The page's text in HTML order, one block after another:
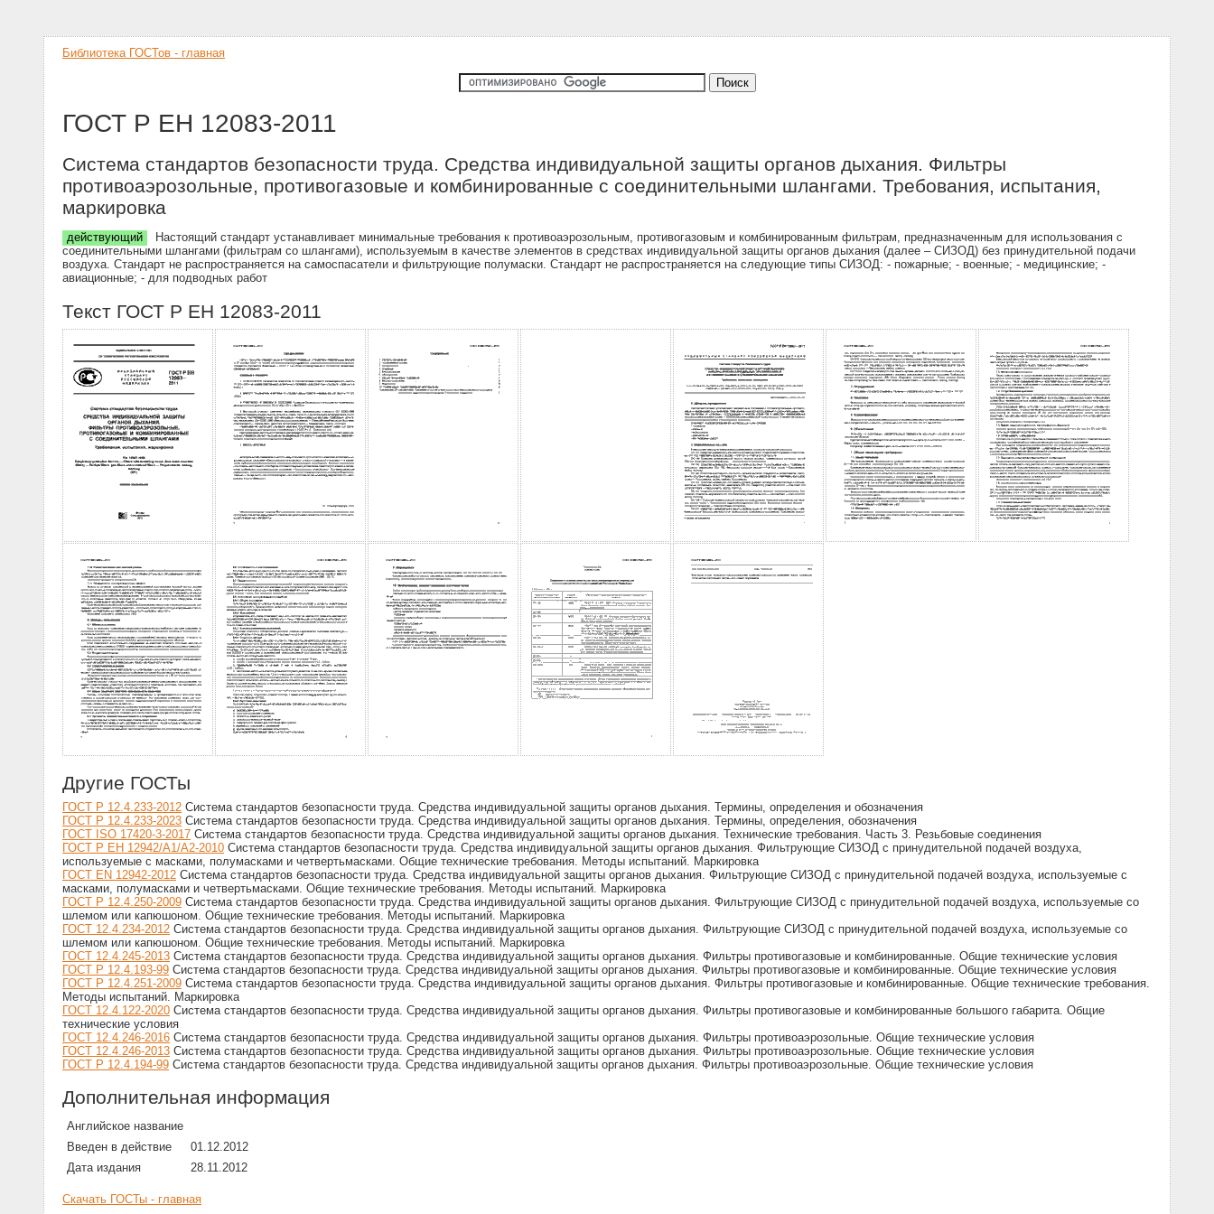
Библиотека ГОСТов - главная
ГОСТ Р ЕН 12083-2011
Система стандартов безопасности труда. Средства индивидуальной защиты органов дыхания. Фильтры
противоаэрозольные, противогазовые и комбинированные с соединительными шлангами. Требования, испытания,
маркировка
действующий
Настоящий стандарт устанавливает минимальные требования к противоаэрозольным, противогазовым и комбинированным фильтрам, предназначенным для использования с
соединительными шлангами (фильтрам со шлангами), используемым в качестве элементов в средствах индивидуальной защиты органов дыхания (далее – СИЗОД) без принудительной подачи
воздуха. Стандарт не распространяется на самоспасатели и фильтрующие полумаски. Стандарт не распространяется на следующие типы СИЗОД: - пожарные; - военные; - медицинские; -
авиационные; - для подводных работ
Текст ГОСТ Р ЕН 12083-2011
Другие ГОСТы
ГОСТ Р 12.4.233-2012 Система стандартов безопасности труда. Средства индивидуальной защиты органов дыхания. Термины, определения и обозначения
ГОСТ Р 12.4.233-2023 Система стандартов безопасности труда. Средства индивидуальной защиты органов дыхания. Термины, определения, обозначения
ГОСТ ISO 17420-3-2017 Система стандартов безопасности труда. Средства индивидуальной защиты органов дыхания. Технические требования. Часть 3. Резьбовые соединения
ГОСТ Р ЕН 12942/А1/А2-2010 Система стандартов безопасности труда. Средства индивидуальной защиты органов дыхания. Фильтрующие СИЗОД с принудительной подачей воздуха,
используемые с масками, полумасками и четвертьмасками. Общие технические требования. Методы испытаний. Маркировка
ГОСТ EN 12942-2012 Система стандартов безопасности труда. Средства индивидуальной защиты органов дыхания. Фильтрующие СИЗОД с принудительной подачей воздуха, используемые с
масками, полумасками и четвертьмасками. Общие технические требования. Методы испытаний. Маркировка
ГОСТ Р 12.4.250-2009 Система стандартов безопасности труда. Средства индивидуальной защиты органов дыхания. Фильтрующие СИЗОД с принудительной подачей воздуха, используемые со
шлемом или капюшоном. Общие технические требования. Методы испытаний. Маркировка
ГОСТ 12.4.234-2012 Система стандартов безопасности труда. Средства индивидуальной защиты органов дыхания. Фильтрующие СИЗОД с принудительной подачей воздуха, используемые со
шлемом или капюшоном. Общие технические требования. Методы испытаний. Маркировка
ГОСТ 12.4.245-2013 Система стандартов безопасности труда. Средства индивидуальной защиты органов дыхания. Фильтры противогазовые и комбинированные. Общие технические условия
ГОСТ Р 12.4.193-99 Система стандартов безопасности труда. Средства индивидуальной защиты органов дыхания. Фильтры противогазовые и комбинированные. Общие технические условия
ГОСТ Р 12.4.251-2009 Система стандартов безопасности труда. Средства индивидуальной защиты органов дыхания. Фильтры противогазовые и комбинированные. Общие технические требования.
Методы испытаний. Маркировка
ГОСТ 12.4.122-2020 Система стандартов безопасности труда. Средства индивидуальной защиты органов дыхания. Фильтры противогазовые и комбинированные большого габарита. Общие
технические условия
ГОСТ 12.4.246-2016 Система стандартов безопасности труда. Средства индивидуальной защиты органов дыхания. Фильтры противоаэрозольные. Общие технические условия
ГОСТ 12.4.246-2013 Система стандартов безопасности труда. Средства индивидуальной защиты органов дыхания. Фильтры противоаэрозольные. Общие технические условия
ГОСТ Р 12.4.194-99 Система стандартов безопасности труда. Средства индивидуальной защиты органов дыхания. Фильтры противоаэрозольные. Общие технические условия
Дополнительная информация
Английское название
Введен в действие
01.12.2012
Дата издания
28.11.2012
Скачать ГОСТы - главная